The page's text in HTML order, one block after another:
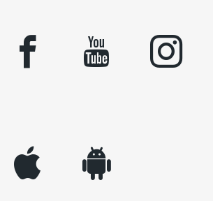
facebook youtube instagram
appleinc android